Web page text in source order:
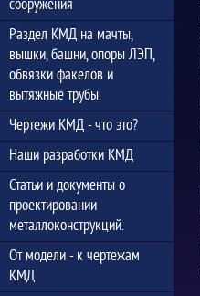
сооружения
Раздел КМД на мачты,
вышки, башни, опоры ЛЭП,
обвязки факелов и
вытяжные трубы.
Чертежи КМД - что это?
Наши разработки КМД
Статьи и документы о
проектировании
металлоконструкций.
От модели - к чертежам
КМД